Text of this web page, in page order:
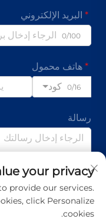
البريد الإلكتروني
0/100
هاتف محمول
كود
0/16
رسالة
0/1000
your privacy
provide our services.
click Personalize
cookies.